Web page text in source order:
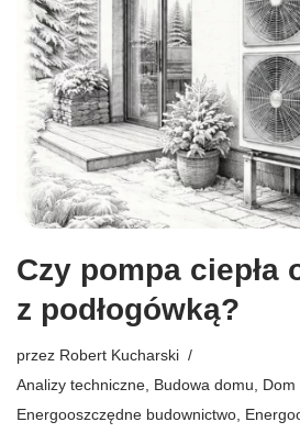
Czy pompa ciepła
z podłogówką?
przez Robert Kucharski
Analizy techniczne Budowa domu Dom
Energooszczędne budownictwo